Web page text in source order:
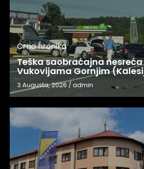
Crna hronika
Teška saobraćajna nesreća
Vukovijama Gornjim
3 Augusta, 2026/admin